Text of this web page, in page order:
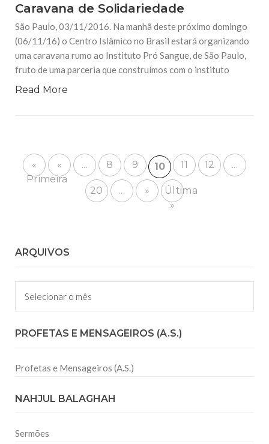
Caravana de Solidariedade
São Paulo, 03/11/2016. Na manhã deste próximo domingo
(06/11/16) o Centro Islâmico no Brasil estará organizando
uma caravana rumo ao Instituto Pró Sangue, de São Paulo,
fruto de uma parceria que construímos com o instituto
Read More
«
Primeira
« ... 8 9 10 11 12 ...
20 ... »
Última
»
ARQUIVOS
Arquivos
PROFETAS E MENSAGEIROS (A.S.)
Profetas e Mensageiros (A.S.)
NAHJUL BALAGHAH
Sermões